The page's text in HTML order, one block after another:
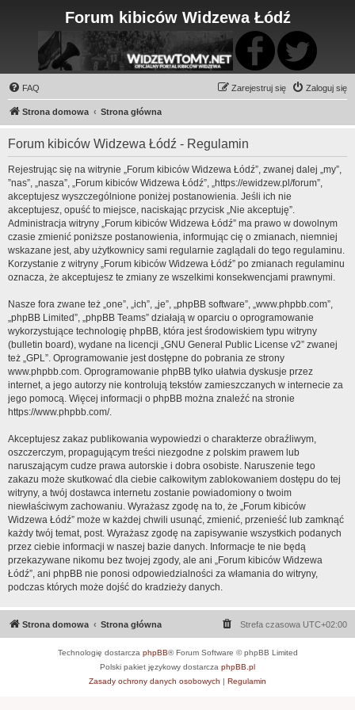
Forum kibiców Widzewa Łódź
FAQ Zaloguj się
Zarejestruj się
Strona domowa Strona główna
Forum kibiców Widzewa Łódź - Regulamin
Rejestrując się na witrynie „Forum kibiców Widzewa Łódź”, zwanej dalej „my”,
”nas”, „nasza”, „Forum kibiców Widzewa Łódź”, „https://ewidzew.pl/forum”,
akceptujesz wyszczególnione poniżej postanowienia. Jeśli ich nie
akceptujesz, opuść to miejsce, naciskając przycisk „Nie akceptuję”.
Administracja witryny „Forum kibiców Widzewa Łódź” ma prawo w dowolnym
czasie zmienić poniższe postanowienia, informując cię o zmianach, niemniej
wskazane jest, aby użytkownicy sami regularnie zaglądali do tego regulaminu.
Korzystanie z witryny „Forum kibiców Widzewa Łódź” po zmianach regulaminu
oznacza, że akceptujesz te zmiany ze wszelkimi konsekwencjami prawnymi.
Nasze fora zwane też „one”, „ich”, „je”, „phpBB software”, „www.phpbb.com”,
„phpBB Limited”, „phpBB Teams” działają w oparciu o oprogramowanie
wykorzystujące technologię phpBB, która jest środowiskiem typu witryny
(bulletin board), wydane na licencji „GNU General Public License v2” zwanej
też „GPL”. Oprogramowanie jest dostępne do pobrania ze strony
www.phpbb.com. Oprogramowanie phpBB tylko ułatwia dyskusje przez
internet, a jego autorzy nie kontrolują tekstów zamieszczanych w internecie za
jego pomocą. Więcej informacji o phpBB można znaleźć na stronie
https://www.phpbb.com/.
Akceptujesz zakaz publikowania wypowiedzi o charakterze obraźliwym,
oszczerczym, propagującym treści niezgodne z polskim prawem lub
naruszającym cudze prawa autorskie i dobra osobiste. Naruszenie tego
zakazu może skutkować dla ciebie całkowitym zablokowaniem dostępu do tej
witryny, a twój dostawca internetu zostanie powiadomiony o twoim
niewłaściwym zachowaniu. Wyrażasz zgodę na to, że „Forum kibiców
Widzewa Łódź” może w każdej chwili usunąć, zmienić, przenieść lub zamknąć
każdy twój temat, post. Wyrażasz zgodę na zapisywanie wszystkich podanych
przez ciebie informacji w naszej bazie danych. Informacje te nie będą
przekazywane nikomu bez twojej zgody, ale ani „Forum kibiców Widzewa
Łódź”, ani phpBB nie ponosi odpowiedzialności za włamania do witryny,
podczas których może dojść do kradzieży danych.
Strona domowa Strona główna Strefa czasowa UTC+02:00
Technologię dostarcza phpBB® Forum Software © phpBB Limited
Polski pakiet językowy dostarcza phpBB.pl
Zasady ochrony danych osobowych | Regulamin